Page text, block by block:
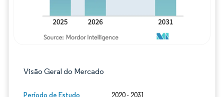
Visão Geral do Mercado
Período de Estudo 2020 - 2031